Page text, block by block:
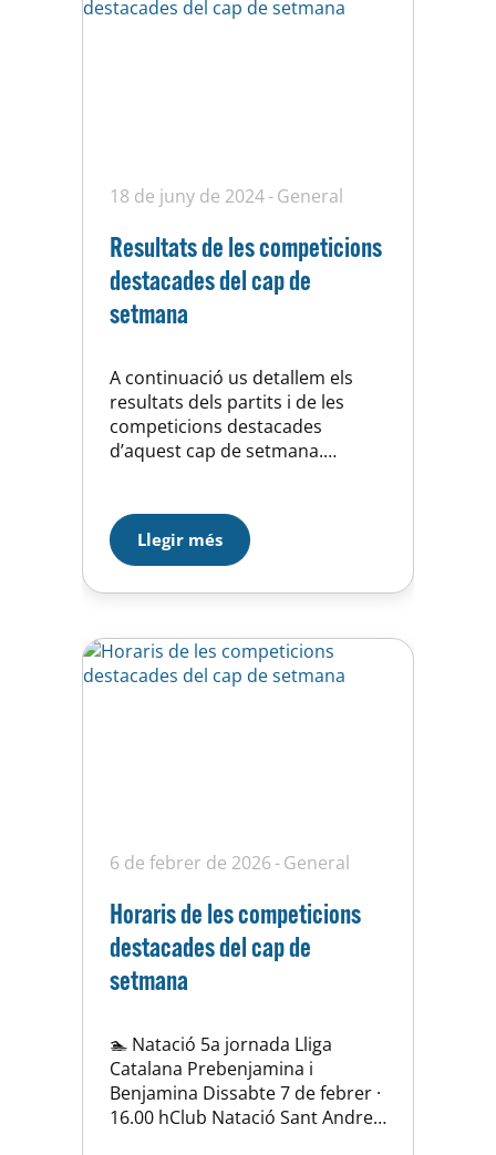
18 de juny de 2024 General
Resultats de les competicions
destacades del cap de
setmana
A continuació us detallem els
resultats dels partits i de les
competicions destacades
d’aquest cap de setmana.
Campionat de Catalunya Infantil
mixt Una dura derrota al primer
partit ens ha condemnat a no
poder millorar la classificació de
Llegir més
6 de febrer de 2026 General
Horaris de les competicions
destacades del cap de
setmana
🏊 Natació 5a jornada Lliga
Catalana Prebenjamina i
Benjamina Dissabte 7 de febrer ·
16.00 hClub Natació Sant Andreu